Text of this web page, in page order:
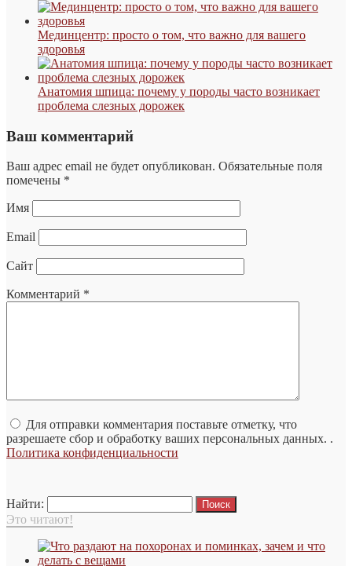
Мединцентр: просто о том, что важно для вашего
здоровья
Анатомия шпица: почему у породы часто возникает
проблема слезных дорожек
Ваш комментарий
Ваш адрес email не будет опубликован. Обязательные поля
помечены *
Имя
Email
Сайт
Комментарий *
Для отправки комментария поставьте отметку, что
разрешаете сбор и обработку ваших персональных данных. .
Политика конфиденциальности
Найти:
Это читают!